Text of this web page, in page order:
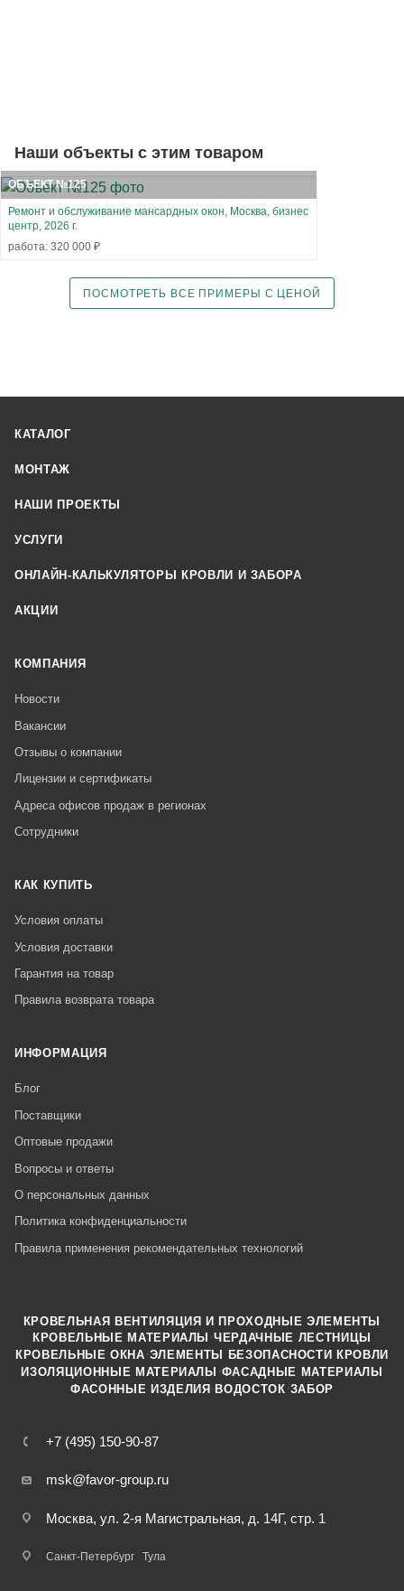
Наши объекты с этим товаром
ОБЪЕКТ №125
Ремонт и обслуживание мансардных окон, Москва, бизнес
центр, 2026 г.
работа: 320 000 ₽
ПОСМОТРЕТЬ ВСЕ ПРИМЕРЫ С ЦЕНОЙ
КАТАЛОГ
МОНТАЖ
НАШИ ПРОЕКТЫ
УСЛУГИ
ОНЛАЙН-КАЛЬКУЛЯТОРЫ КРОВЛИ И ЗАБОРА
АКЦИИ
КОМПАНИЯ
Новости
Вакансии
Отзывы о компании
Лицензии и сертификаты
Адреса офисов продаж в регионах
Сотрудники
КАК КУПИТЬ
Условия оплаты
Условия доставки
Гарантия на товар
Правила возврата товара
ИНФОРМАЦИЯ
Блог
Поставщики
Оптовые продажи
Вопросы и ответы
О персональных данных
Политика конфиденциальности
Правила применения рекомендательных технологий
+7 (495) 150-90-87
msk@favor-group.ru
Москва, ул. 2-я Магистральная, д. 14Г, стр. 1
Санкт-Петербург Тула
КРОВЕЛЬНАЯ ВЕНТИЛЯЦИЯ И ПРОХОДНЫЕ ЭЛЕМЕНТЫ
КРОВЕЛЬНЫЕ МАТЕРИАЛЫ ·ЧЕРДАЧНЫЕ ЛЕСТНИЦЫ
КРОВЕЛЬНЫЕ ОКНА ·ЭЛЕМЕНТЫ БЕЗОПАСНОСТИ КРОВЛИ
ИЗОЛЯЦИОННЫЕ МАТЕРИАЛЫ ·ФАСАДНЫЕ МАТЕРИАЛЫ
ФАСОННЫЕ ИЗДЕЛИЯ ·ВОДОСТОК ·ЗАБОР